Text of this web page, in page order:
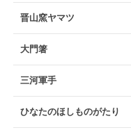
晋山窯ヤマツ
大門箸
三河軍手
ひなたのほしものがたり